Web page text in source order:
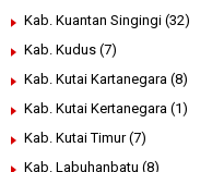
Kab. Kuantan Singingi (32)
Kab. Kudus (7)
Kab. Kutai Kartanegara (8)
Kab. Kutai Kertanegara (1)
Kab. Kutai Timur (7)
Kab. Labuhanbatu (8)